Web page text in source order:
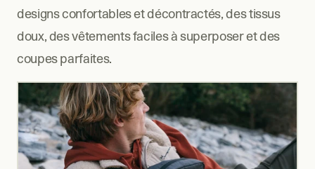
designs confortables et décontractés, des tissus
doux, des vêtements faciles à superposer et des
coupes parfaites.